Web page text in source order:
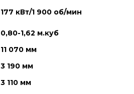
177 кВт/1 900 об/мин
0,80-1,62 м.куб
11 070 мм
3 190 мм
3 110 мм